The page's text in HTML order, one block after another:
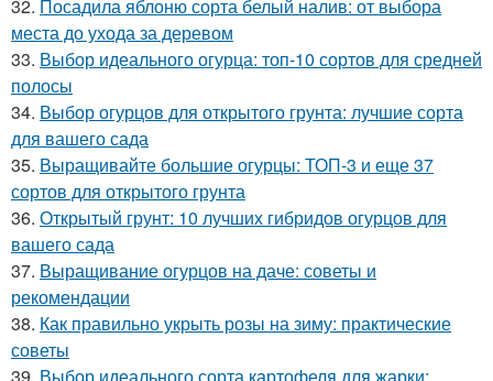
32. Посадила яблоню сорта белый налив: от выбора
места до ухода за деревом
33. Выбор идеального огурца: топ-10 сортов для средней
полосы
34. Выбор огурцов для открытого грунта: лучшие сорта
для вашего сада
35. Выращивайте большие огурцы: ТОП-3 и еще 37
сортов для открытого грунта
36. Открытый грунт: 10 лучших гибридов огурцов для
вашего сада
37. Выращивание огурцов на даче: советы и
рекомендации
38. Как правильно укрыть розы на зиму: практические
советы